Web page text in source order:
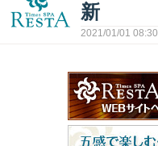
新
2021/01/01 08:30